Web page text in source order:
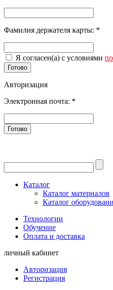
Фамилия держателя карты: *
Я согласен(а) с условиями
Готово
Авторизация
Электронная почта: *
Готово
Каталог
Каталог материалов
Каталог
Технологии
Обучение
Оплата и доставка
личный кабинет
Авторизация
Регистрация